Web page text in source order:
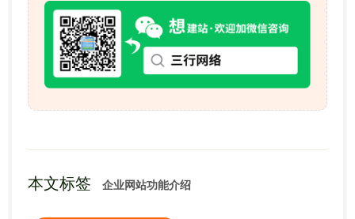
本文标签 企业网站功能介绍